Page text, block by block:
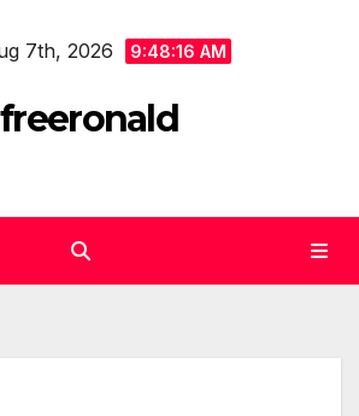
7th, 2026 9:48:17 AM
freeronald